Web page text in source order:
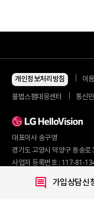
가입상담신
지금 최저가
인터넷+TV
인터넷 요금제
TV 요금제
인터넷
요금제
개인정보처리방침 이
불법스팸대응센터 통신
대표이사 송구영
경기도 고양시 덕양구 동송로
사업자 등록번호 : 117-81-
통신판매번호 : 2017-서울마
개인정보보호 책임자 : 문영식